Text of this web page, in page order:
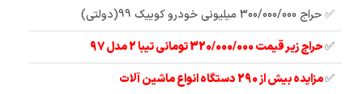
✅ حراج 300/000/000 میلیونی خودرو کوییک 99(دولتی)
✅حراج زیر قیمت 320/000/000 تومانی تیبا 2 مدل 97
✅مزایده بیش از 290 دستگاه انواع ماشین آلات